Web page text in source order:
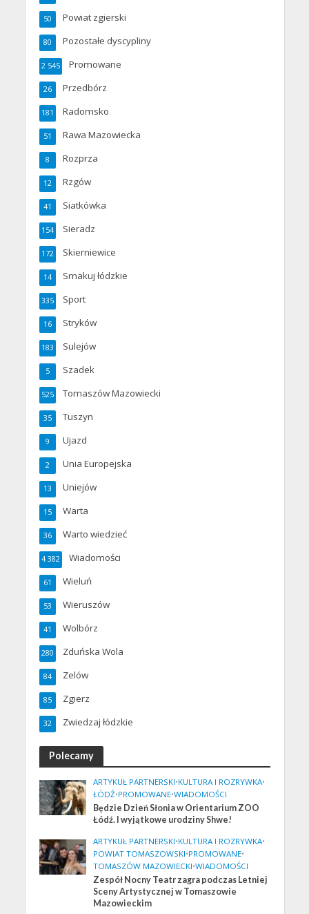
Powiat zgierski
50
Pozostałe dyscypliny
80
Promowane
2 545
Przedbórz
26
Radomsko
181
Rawa Mazowiecka
51
Rozprza
8
Rzgów
12
Siatkówka
41
Sieradz
154
Skierniewice
172
Smakuj łódzkie
14
Sport
335
Stryków
16
Sulejów
183
Szadek
5
Tomaszów Mazowiecki
525
Tuszyn
35
Ujazd
9
Unia Europejska
2
Uniejów
13
Warta
15
Warto wiedzieć
36
Wiadomości
4 382
Wieluń
61
Wieruszów
53
Wolbórz
41
Zduńska Wola
280
Zelów
84
Zgierz
85
Zwiedzaj łódzkie
32
Polecamy
ARTYKUŁ PARTNERSKI•KULTURA I ROZRYWKA•
ŁÓDŹ•PROMOWANE•WIADOMOŚCI
Będzie Dzień Słonia w Orientarium ZOO
Łódź. I wyjątkowe urodziny Shwe!
ARTYKUŁ PARTNERSKI•KULTURA I ROZRYWKA•
POWIAT TOMASZOWSKI•PROMOWANE•
TOMASZÓW MAZOWIECKI•WIADOMOŚCI
Zespół Nocny Teatr zagra podczas Letniej
Sceny Artystycznej w Tomaszowie
Mazowieckim